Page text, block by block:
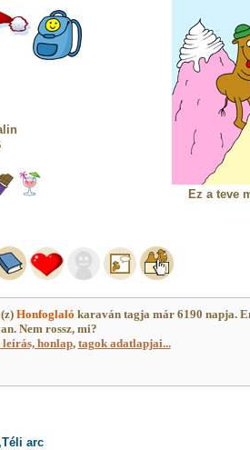
Ez a teve
Honfoglaló karaván tagja már 6190 napja.
Nem rossz, mi?
leírás, honlap, tagok adatlapjai...
arc